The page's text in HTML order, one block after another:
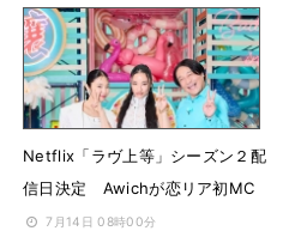
Netflix「ラヴ上等」シーズン２配
信日決定 Awichが恋リア初MC
7月14日 08時00分